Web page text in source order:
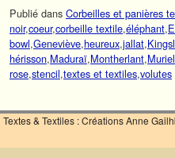
Publié dans Corbeilles et panières
noir,coeur,corbeille textile,éléphant,
bowl,Geneviève,heureux,jallat,
hérisson,Maduraï,Montherlant,
rose,stencil,textes et textiles,volutes
Textes & Textiles : Créations Anne